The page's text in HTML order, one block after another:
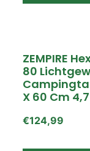
ZEMPIRE
80
X 60 Cm
€124,99